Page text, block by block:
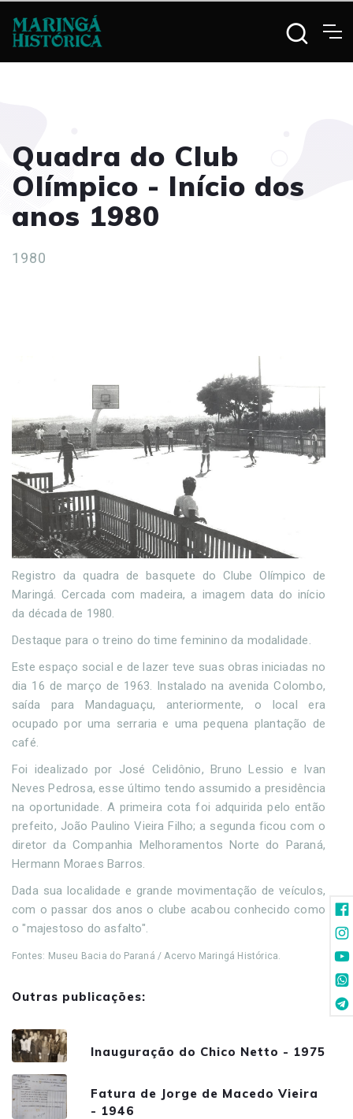
Quadra do Club
Olímpico - Início dos
anos 1980
1980
Registro da quadra de basquete do Clube Olímpico de
Maringá. Cercada com madeira, a imagem data do início
da década de 1980.
Destaque para o treino do time feminino da modalidade.
Este espaço social e de lazer teve suas obras iniciadas no
dia 16 de março de 1963. Instalado na avenida Colombo,
saída para Mandaguaçu, anteriormente, o local era
ocupado por uma serraria e uma pequena plantação de
café.
Foi idealizado por José Celidônio, Bruno Lessio e Ivan
Neves Pedrosa, esse último tendo assumido a presidência
na oportunidade. A primeira cota foi adquirida pelo então
prefeito, João Paulino Vieira Filho; a segunda ficou com o
diretor da Companhia Melhoramentos Norte do Paraná,
Hermann Moraes Barros.
Dada sua localidade e grande movimentação de veículos,
com o passar dos anos o clube acabou conhecido como
o "majestoso do asfalto".
Fontes: Museu Bacia do Paraná / Acervo Maringá Histórica.
Outras publicações:
Inauguração do Chico Netto - 1975
Fatura de Jorge de Macedo Vieira
- 1946